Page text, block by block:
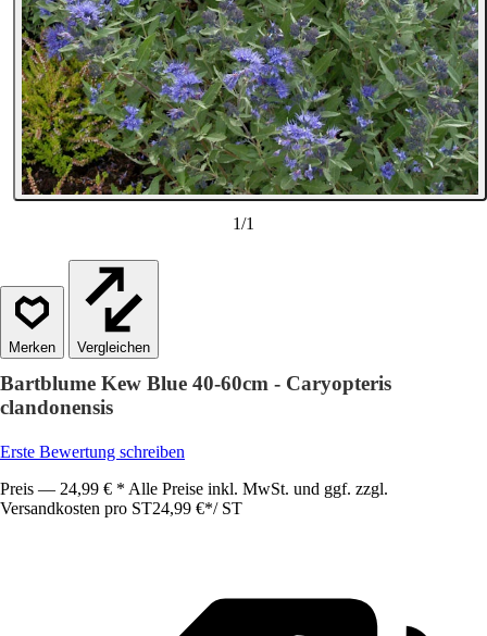
1/1
Vergleichen
Bartblume Kew Blue 40-60cm - Caryopteris
clandonensis
Erste Bewertung schreiben
Preis — 24,99 € * Alle Preise inkl. MwSt. und ggf. zzgl.
Versandkosten pro ST24,99 €*/ ST